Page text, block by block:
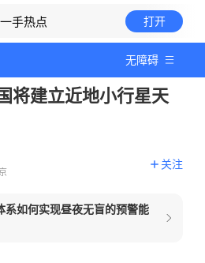
手热点 打开
无障碍
将建立近地小行星天
关注
系如何实现昼夜无盲的预警能